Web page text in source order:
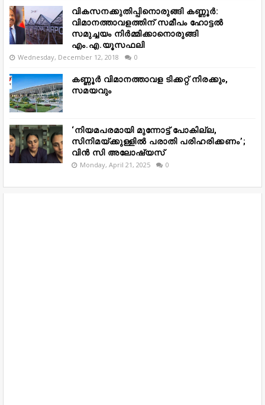
വികസനക്കുതിപ്പിനൊരുങ്ങി കണ്ണൂർ:
വിമാനത്താവളത്തിന് സമീപം ഹോട്ടൽ
സമുച്ചയം നിർമ്മിക്കാനൊരുങ്ങി
എം.എ.യൂസഫലി
Wednesday, December 12, 2018 0
കണ്ണൂർ വിമാനത്താവള ടിക്കറ്റ് നിരക്കും,
സമയവും
‘നിയമപരമായി മുന്നോട്ട് പോകില്ല,
സിനിമയ്ക്കുള്ളിൽ പരാതി പരിഹരിക്കണം’;
വിൻ സി അലോഷ്യസ്
Monday, April 21, 2025 0